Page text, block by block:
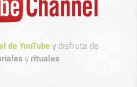
de YouTubey disfruta de
yrituales